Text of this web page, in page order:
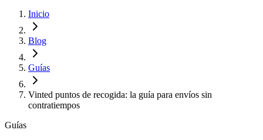
Inicio
Blog
Guías
Vinted puntos de recogida: la guía para envíos sin
contratiempos
Guías